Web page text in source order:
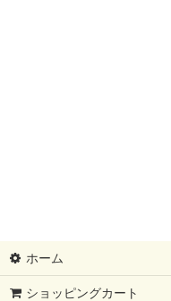
ホーム
ショッピングカート